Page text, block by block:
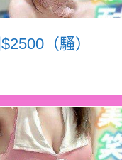
（騷）